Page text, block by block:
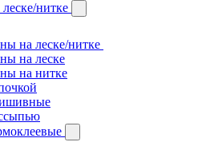
нитке
на леске/нитке
на леске
на нитке